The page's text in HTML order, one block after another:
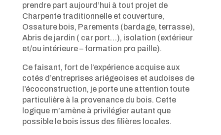
prendre part aujourd’hui à tout projet de
Charpente traditionnelle et couverture,
Ossature bois, Parements (bardage, terrasse),
Abris de jardin ( car port…), isolation (extérieur
et/ou intérieure – formation pro paille).
Ce faisant, fort de l’expérience acquise aux
cotés d’entreprises ariégeoises et audoises de
l’écoconstruction, je porte une attention toute
particulière à la provenance du bois. Cette
logique m’amène à privilégier autant que
possible le bois issus des filières locales.